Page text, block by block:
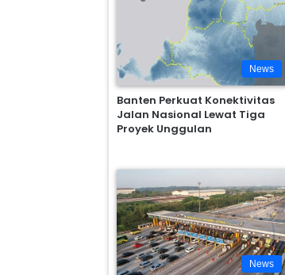
News
Banten Perkuat Konektivitas
Jalan Nasional Lewat Tiga
Proyek Unggulan
News